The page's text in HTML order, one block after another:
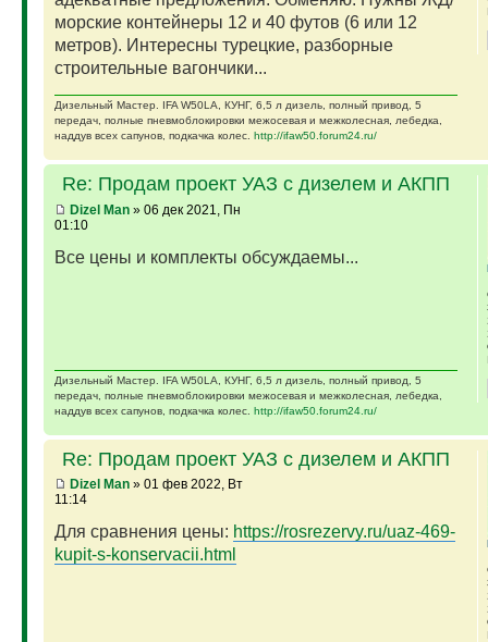
морские контейнеры 12 и 40 футов (6 или 12
метров). Интересны турецкие, разборные
строительные вагончики...
Дизельный Мастер. IFA W50LA, КУНГ, 6,5 л дизель, полный привод, 5
передач, полные пневмоблокировки межосевая и межколесная, лебедка,
наддув всех сапунов, подкачка колес. http://ifaw50.forum24.ru/
Re: Продам проект УАЗ с дизелем и АКПП
Dizel Man» 06 дек 2021, Пн
01:10
Все цены и комплекты обсуждаемы...
Дизельный Мастер. IFA W50LA, КУНГ, 6,5 л дизель, полный привод, 5
передач, полные пневмоблокировки межосевая и межколесная, лебедка,
наддув всех сапунов, подкачка колес. http://ifaw50.forum24.ru/
Re: Продам проект УАЗ с дизелем и АКПП
Dizel Man» 01 фев 2022, Вт
11:14
Для сравнения цены: https://rosrezervy.ru/uaz-469-
kupit-s-konservacii.html